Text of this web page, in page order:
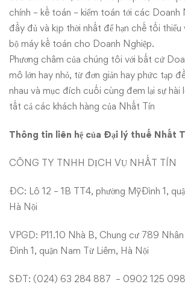
tài
trợ
Bạc
nhân
dịp
15
năm
thành
lập
Webketoan
chính – kế toán – kiểm toán tới các Doanh
đầy đủ và kịp thời nhất để hạn chế tối thiểu
bộ máy kế toán cho Doanh Nghiệp.
Phương châm của chúng tôi với bất cứ
mô lớn hay nhỏ, từ đơn giản hay phức tạp
nhau và mục đích cuối cùng đem lại sự
tất cả các khách hàng của Nhất Tín
Thông tin liên hệ của Đại lý thuế Nhất
CÔNG TY TNHH DỊCH VỤ NHẤT TÍN
ĐC: Lô 12 – 1B TT4, phường MỹĐình 1,
Hà Nội
VPGD: P11.10 Nhà B, Chung cư 789
Đình 1, quận Nam Từ Liêm, Hà Nội
SĐT: (024) 63 284 887 – 0902 125 098